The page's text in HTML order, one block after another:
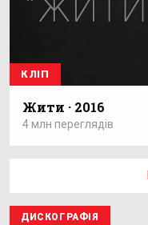
КЛІП
Жити · 2016
4 млн переглядів
ДИСКОГРАФІЯ